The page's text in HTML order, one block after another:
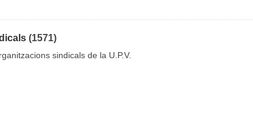
(1571)
sindicals de la U.P.V.